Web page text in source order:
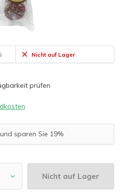
Nicht auf Lager
prüfen
sparen Sie 19%
Nicht auf Lager